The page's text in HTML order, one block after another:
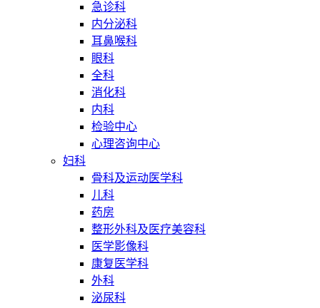
急诊科
内分泌科
耳鼻喉科
眼科
全科
消化科
内科
检验中心
心理咨询中心
妇科
骨科及运动医学科
儿科
药房
整形外科及医疗美容科
医学影像科
康复医学科
外科
泌尿科